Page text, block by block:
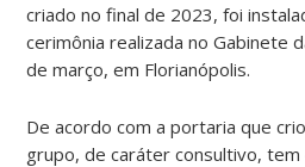
criado no final de 2023, foi
cerimônia realizada no Gabinete
de março, em Florianópolis.
De acordo com a portaria que
grupo, de caráter consultivo,